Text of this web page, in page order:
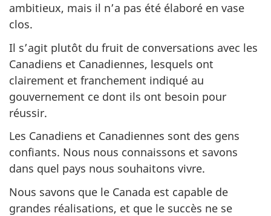
ambitieux, mais il n’a pas été élaboré en vase
clos.
Il s’agit plutôt du fruit de conversations avec les
Canadiens et Canadiennes, lesquels ont
clairement et franchement indiqué au
gouvernement ce dont ils ont besoin pour
réussir.
Les Canadiens et Canadiennes sont des gens
confiants. Nous nous connaissons et savons
dans quel pays nous souhaitons vivre.
Nous savons que le Canada est capable de
grandes réalisations, et que le succès ne se